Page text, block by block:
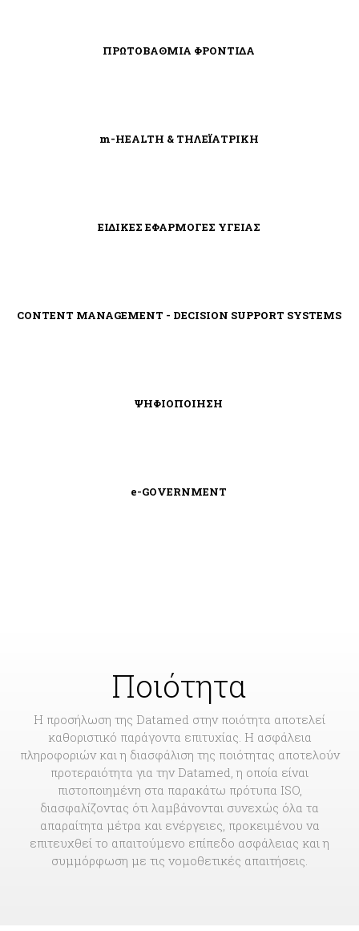
ΠΡΩΤΟΒΑΘΜΙΑ ΦΡΟΝΤΙΔΑ
m-HEALTH & ΤΗΛΕΪΑΤΡΙΚΗ
ΕΙΔΙΚΕΣ ΕΦΑΡΜΟΓΕΣ ΥΓΕΙΑΣ
CONTENT MANAGEMENT - DECISION SUPPORT SYSTEMS
ΨΗΦΙΟΠΟΙΗΣΗ
e-GOVERNMENT
Ποιότητα
Η προσήλωση της Datamed στην ποιότητα αποτελεί
καθοριστικό παράγοντα επιτυχίας. Η ασφάλεια
πληροφοριών και η διασφάλιση της ποιότητας αποτελούν
προτεραιότητα για την Datamed, η οποία είναι
πιστοποιημένη στα παρακάτω πρότυπα ISO,
διασφαλίζοντας ότι λαμβάνονται συνεχώς όλα τα
απαραίτητα μέτρα και ενέργειες, προκειμένου να
επιτευχθεί το απαιτούμενο επίπεδο ασφάλειας και η
συμμόρφωση με τις νομοθετικές απαιτήσεις.